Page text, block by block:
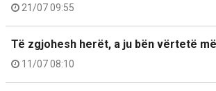
21/07 09:55
Të zgjohesh herët, a ju bën vërtetë
11/07 08:10